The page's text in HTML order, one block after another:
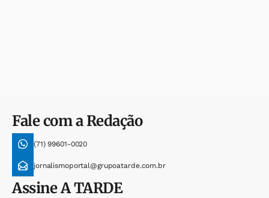
Fale com a Redação
(71) 99601-0020
jornalismoportal@grupoatarde.com.br
AssineA TARDE